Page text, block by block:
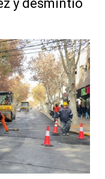
y desmintió